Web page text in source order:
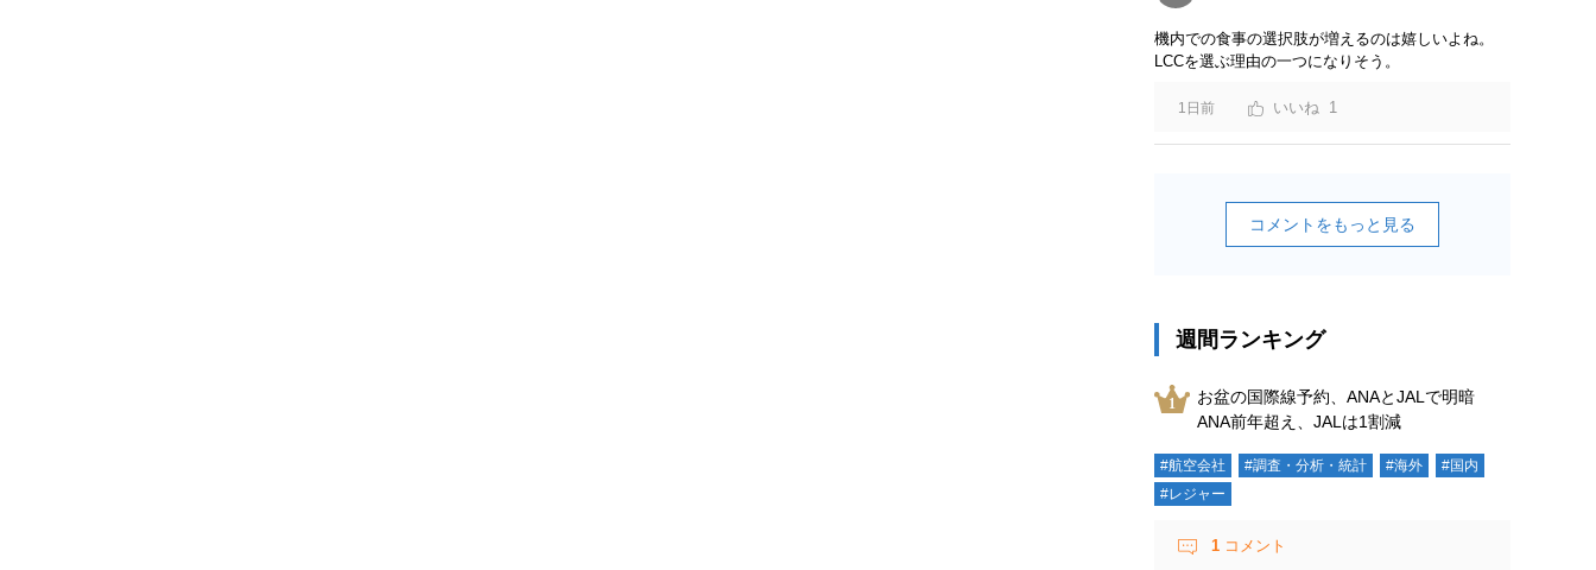
機内での食事の選択肢が増えるのは嬉しいよね。
LCCを選ぶ理由の一つになりそう。
1日前 1
コメントをもっと見る
週間ランキング
お盆の国際線予約、ANAとJALで明暗
ANA前年超え、JALは1割減
#航空会社 #調査・分析・統計 #海外
#国内
#レジャー
1 コメント